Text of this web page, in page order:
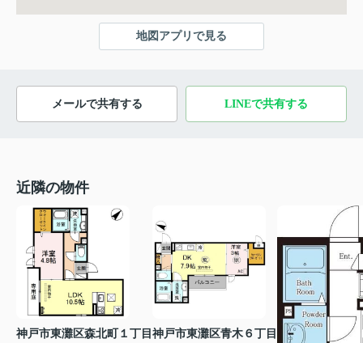
地図アプリで見る
メールで共有する LINEで共有する
近隣の物件
神戸市東灘区森北町１丁目 神戸市東灘区青木６丁目